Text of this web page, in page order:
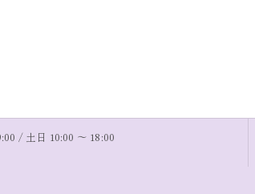
/ 土日 10:00 〜 18:00